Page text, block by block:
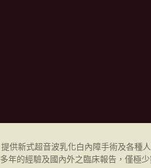
提供新式超音波乳化白內障手術及各種
多年的經驗及國內外之臨床報告，僅極少